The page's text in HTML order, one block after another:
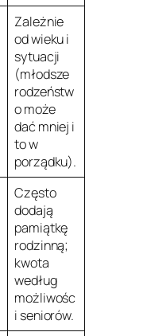
Zależnie
od wieku i
sytuacji
(młodsze
rodzeństw
o może
dać mniej i
to w
porządku).
Często
dodają
pamiątkę
rodzinną;
kwota
według
możliwośc
i seniorów.